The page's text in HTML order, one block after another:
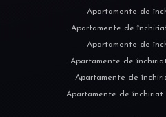
Apartamente de
Apartamente de
Apartamente de
Apartamente de
Apartamente de
Apartamente de închiriat